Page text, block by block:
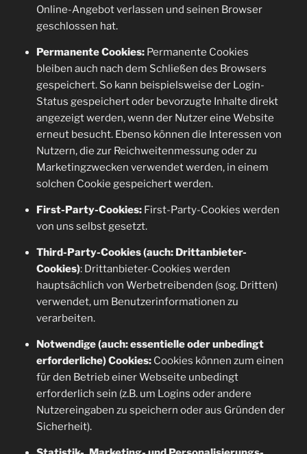
Online-Angebot verlassen und seinen Browser
geschlossen hat.
Permanente Cookies:Permanente Cookies
bleiben auch nach dem Schließen des Browsers
gespeichert. So kann beispielsweise der Login-
Status gespeichert oder bevorzugte Inhalte direkt
angezeigt werden, wenn der Nutzer eine Website
erneut besucht. Ebenso können die Interessen von
Nutzern, die zur Reichweitenmessung oder zu
Marketingzwecken verwendet werden, in einem
solchen Cookie gespeichert werden.
First-Party-Cookies:First-Party-Cookies werden
von uns selbst gesetzt.
Third-Party-Cookies (auch: Drittanbieter-
Cookies): Drittanbieter-Cookies werden
hauptsächlich von Werbetreibenden (sog. Dritten)
verwendet, um Benutzerinformationen zu
verarbeiten.
Notwendige (auch: essentielle oder unbedingt
erforderliche) Cookies:Cookies können zum einen
für den Betrieb einer Webseite unbedingt
erforderlich sein (z.B. um Logins oder andere
Nutzereingaben zu speichern oder aus Gründen der
Sicherheit).